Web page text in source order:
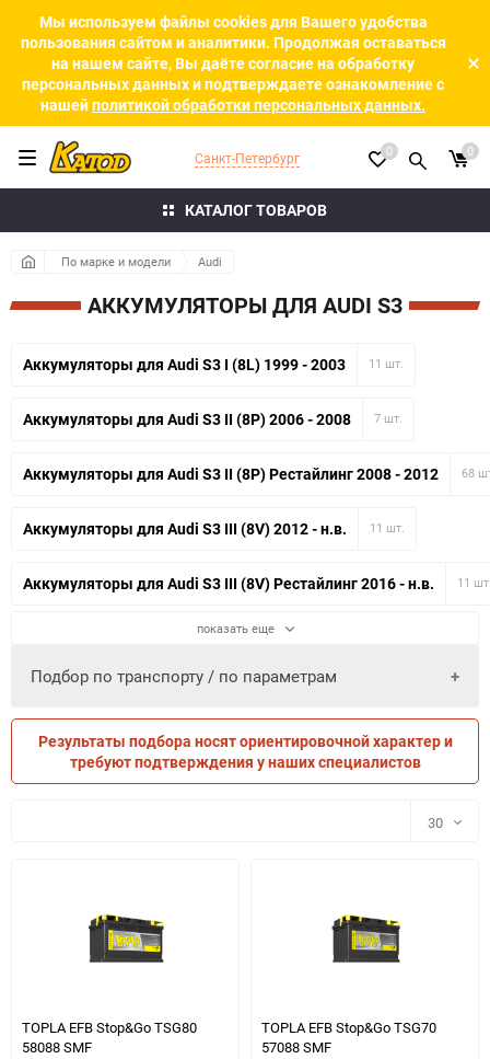
Мы используем файлы cookies для Вашего удобства
пользования сайтом и аналитики. Продолжая оставаться
на нашем сайте, Вы даёте согласие на обработку
персональных данных и подтверждаете ознакомление с
нашейполитикой обработки персональных данных.
КАТАЛОГ ТОВАРОВ
Санкт-Петербург 0 0
По марке и модели Audi
АККУМУЛЯТОРЫ ДЛЯ AUDI S3
Аккумуляторы для Audi S3 I (8L) 1999 - 2003 11 шт.
Аккумуляторы для Audi S3 II (8P) 2006 - 2008 7 шт.
Аккумуляторы для Audi S3 II (8P) Рестайлинг 2008 - 2012 68
Аккумуляторы для Audi S3 III (8V) 2012 - н.в. 11 шт.
Аккумуляторы для Audi S3 III (8V) Рестайлинг 2016 - н.в. 11
показать еще
Подбор по транспорту / по параметрам
ПО ТРАНСПОРТУ ПО ПАРАМЕТРАМ
Результаты подбора носят ориентировочной характер и
требуют подтверждения у наших специалистов
30
TOPLA EFB Stop&Go TSG80
58088 SMF
TOPLA EFB Stop&Go TSG70
57088 SMF